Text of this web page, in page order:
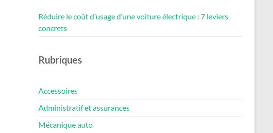
Réduire le coût d’usage d’une voiture électrique : 7 leviers
concrets
Rubriques
Accessoires
Administratif et assurances
Mécanique auto